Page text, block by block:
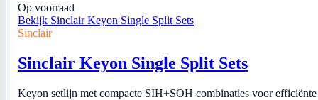
Op voorraad
Bekijk Sinclair Keyon Single Split Sets
Sinclair
Sinclair Keyon Single Split Sets
Keyon setlijn met compacte SIH+SOH combinaties voor